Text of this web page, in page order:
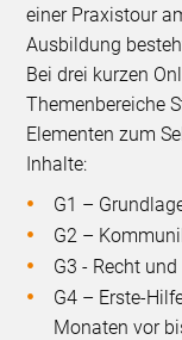
einer Praxistour
Ausbildung
Bei drei kurzen
Themenbereiche
Elementen zum
Inhalte:
G1 –
G2 –
G3 - Recht
G4 – Erste-
Monaten vor